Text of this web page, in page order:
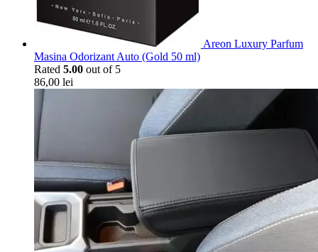
Areon Luxury Parfum
Masina Odorizant Auto (Gold 50 ml)
Rated 5.00 out of 5
86,00 lei